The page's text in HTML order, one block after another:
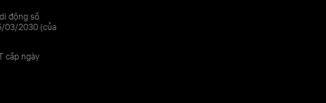
động số
03/2030 (của
cấp ngày